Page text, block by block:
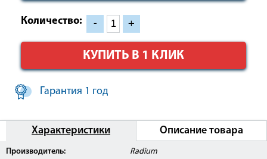
Количество: - +
КУПИТЬ В 1 КЛИК
Гарантия 1 год
Характеристики Описание товара
Производитель:
Radium